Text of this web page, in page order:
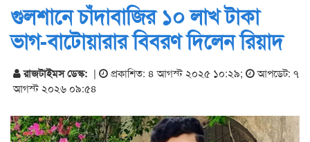
গুলশানে চাঁদাবাজির ১০ লাখ টাকা
ভাগ-বাটোয়ারার বিবরণ দিলেন রিয়াদ
রাজটাইমস ডেস্ক: | প্রকাশিত: ৪ আগস্ট ২০২৫ ১০:২৯;
আপডেট: ৭
আগস্ট ২০২৬ ০৯:৫৪